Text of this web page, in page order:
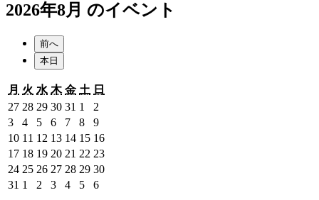
2026年8月 のイベント
前へ
本日
月 月
曜
日
火 火
曜
日
水 水
曜
日
木木
曜
日
金金
曜
日
土 土
曜
日
日
272026
年
7
月
27
日
282026
年
7
月
28
日
292026
年
7
月
29
日
302026
年
7
月
30
日
31 2026
年
7
月
31
日
1
2026
年
8
月
1
日
2
年
8
月
2
日
32026
年
8
月
3
日
42026
年
8
月
4
日
52026
年
8
月
5
日
62026
年
8
月
6
日
72026
年
8
月
7
日
82026
年
8
月
8
日
92026
年
8
月
9
日
102026
年
8
月
10
11 2026
年
8
月
11
12 2026
年
8
月
12
132026
年
8
月
13
142026
年
8
月
14
152026
年
8
月
15
162026
8
172026
年
8
182026
年
8
192026
年
8
202026
年
21 2026
年
8
22 2026
年
8
232026
年
242026
年
252026
年
262026
年
272026
年
282026
年
292026
年
302026
31 2026
1
2026
2 2026
32026
42026
52026
62026